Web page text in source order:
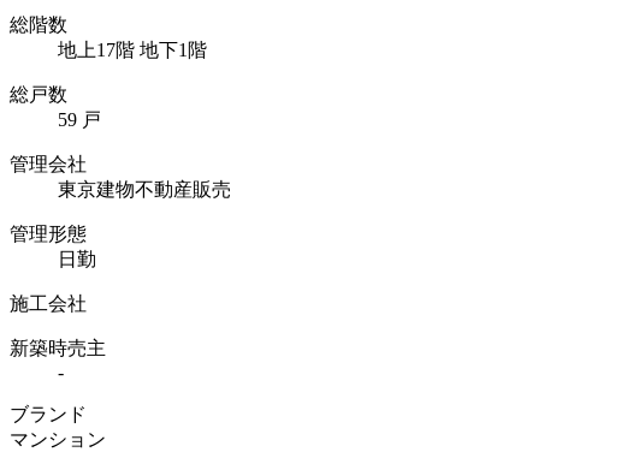
総階数
地上17階 地下1階
総戸数
59 戸
管理会社
東京建物不動産販売
管理形態
日勤
施工会社
新築時売主
-
ブランド
マンション